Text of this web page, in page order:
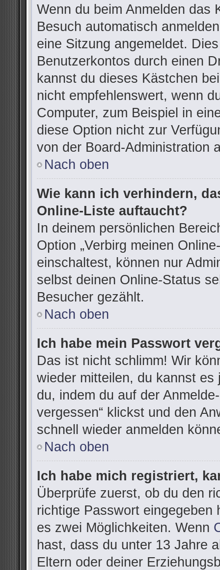
Wenn du beim Anmelden das
Besuch automatisch
eine Sitzung angemeldet.
Benutzerkontos durch einen
kannst du dieses Kästchen
nicht empfehlenswert, wenn
Computer, zum Beispiel in
diese Option nicht zur
von der Board-Administration
Nach oben
Wie kann ich verhindern,
Online-Liste auftaucht?
In deinem persönlichen
Option „Verbirg meinen
einschaltest, können nur
selbst deinen Online-Status
Besucher gezählt.
Nach oben
Ich habe mein Passwort
Das ist nicht schlimm! Wir
wieder mitteilen, du kannst
du, indem du auf der
vergessen“ klickst und den
schnell wieder anmelden
Nach oben
Ich habe mich registriert,
Überprüfe zuerst, ob du den
richtige Passwort eingegeben
es zwei Möglichkeiten. Wenn
hast, dass du unter 13 Jahre
Eltern oder deiner